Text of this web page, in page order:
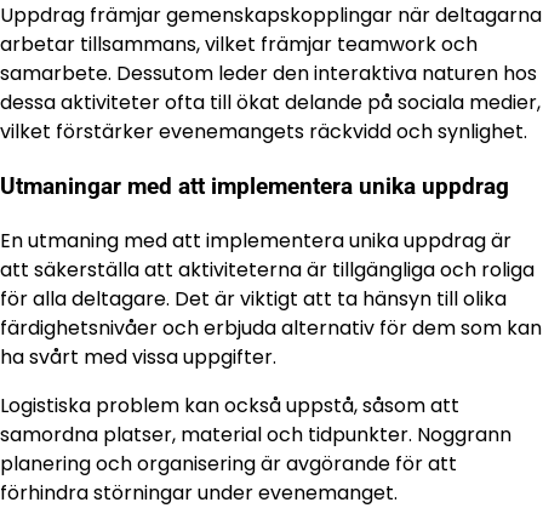
Uppdrag främjar gemenskapskopplingar när deltagarna
arbetar tillsammans, vilket främjar teamwork och
samarbete. Dessutom leder den interaktiva naturen hos
dessa aktiviteter ofta till ökat delande på sociala medier,
vilket förstärker evenemangets räckvidd och synlighet.
Utmaningar med att implementera unika uppdrag
En utmaning med att implementera unika uppdrag är
att säkerställa att aktiviteterna är tillgängliga och roliga
för alla deltagare. Det är viktigt att ta hänsyn till olika
färdighetsnivåer och erbjuda alternativ för dem som kan
ha svårt med vissa uppgifter.
Logistiska problem kan också uppstå, såsom att
samordna platser, material och tidpunkter. Noggrann
planering och organisering är avgörande för att
förhindra störningar under evenemanget.